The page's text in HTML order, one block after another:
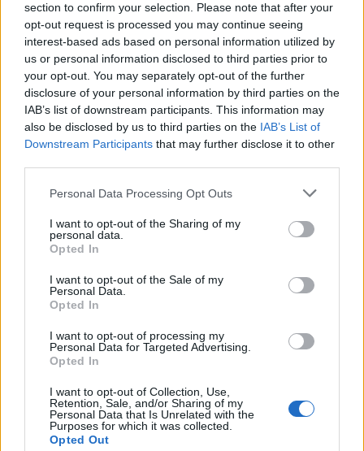
section to confirm your selection. Please note that after your
opt-out request is processed you may continue seeing
interest-based ads based on personal information utilized by
us or personal information disclosed to third parties prior to
your opt-out. You may separately opt-out of the further
disclosure of your personal information by third parties on the
IAB’s list of downstream participants. This information may
also be disclosed by us to third parties on the IAB’s List of
Downstream Participants that may further disclose it to other
Personal Data Processing Opt Outs
I want to opt-out of the Sharing of my
personal data.
Opted In
I want to opt-out of the Sale of my
Personal Data.
Opted In
I want to opt-out of processing my
Personal Data for Targeted Advertising.
Opted In
I want to opt-out of Collection, Use,
Retention, Sale, and/or Sharing of my
Personal Data that Is Unrelated with the
Purposes for which it was collected.
Opted Out
Chlap sa ráno prebudí po ťažkej noci, keď bol na šrot.
Pozrie sa na seba je oblečený v čistej pyžame, na
stoličke má opraté a ožehlené veci zo včerajška, pri
nich nachystané nové papuče. Vstane a vojde do
kuchyne, na stole raňajky, káva, čaj a chladené pivo, na
ktorom je odkaz: ľúbim ťa zlatko! Chlap vystrašene
vbehne k synovi do izby a pýta sa, čo sa deje. Syn mu
teda vysvetľuje, čo sa stalo:
špinavý, mama sa strašne hnevala, vzala ťa do kúpeľne,
že ťa osprchuje a obriadi a keď’ ťa išla vyzliekať ty si
jej povedal:
“Mladá dáma, ruky odo mňa preč, ja som šťastne
ženatý!”
Dôverujte si, rozprávajte sa a užívajte si: 6 tipov, ako mať z intímneho
zblíženia intenzívnejší pôžitok
22. septembra 2025
S
e
a
r
c
h
f
o